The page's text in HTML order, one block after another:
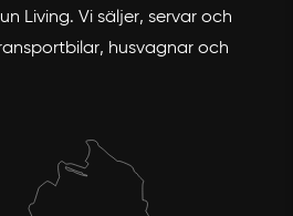
Living. Vi säljer, servar och
husvagnar och